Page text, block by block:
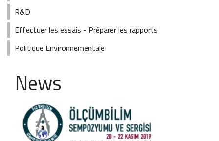
News
R&D
Effectuer les essais - Préparer les rapports
Politique Environnementale